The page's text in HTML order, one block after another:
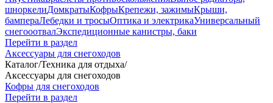
шноркелиДомкратыКофрыКрепежи, зажимыКрыши,
бампераЛебедки и тросыОптика и электрикаУниверсальный
снегооотвалЭкспедиционные канистры, баки
Перейти в раздел
Аксессуары для снегоходов
Каталог/Техника для отдыха/
Аксессуары для снегоходов
Кофры для снегоходов
Перейти в раздел